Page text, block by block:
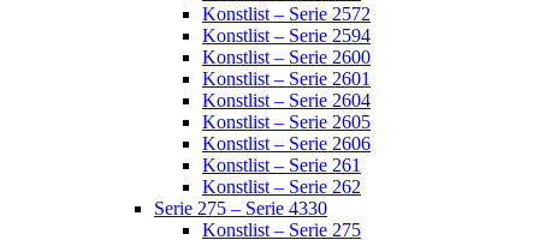
Konstlist – Serie 2572
Konstlist – Serie 2594
Konstlist – Serie 2600
Konstlist – Serie 2601
Konstlist – Serie 2604
Konstlist – Serie 2605
Konstlist – Serie 2606
Konstlist – Serie 261
Konstlist – Serie 262
Serie 275 – Serie 4330
Konstlist – Serie 275